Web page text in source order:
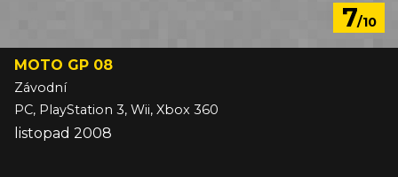
7/10
MOTO GP 08
Závodní
PC, PlayStation 3, Wii, Xbox 360
listopad 2008